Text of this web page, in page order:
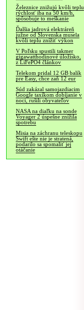
Železnice znižujú kvôli teplu
rýchlosť iba na 50 km/h,
spôsobuje to meškanie
Ďalšia jadrová elektráreň
južne od Slovenska musela
kvôli teplu znížiť výkon
V Poľsku spustili takmer
gigawatthodinové úložisko,
z LiFePO4 článkov
Telekom pridal 12 GB balík
pre Easy, chce zaň 12 eur
Súd zakázal samojazdiacim
Google taxíkom dobíjanie v
noci, rušili obyvateľov
NASA na diaľku na sonde
Voyager 2 úspešne znížila
spotrebu
Misia na záchranu teleskopu
Swift ešte nie je stratená,
podarilo sa spomaliť jej
otáčanie